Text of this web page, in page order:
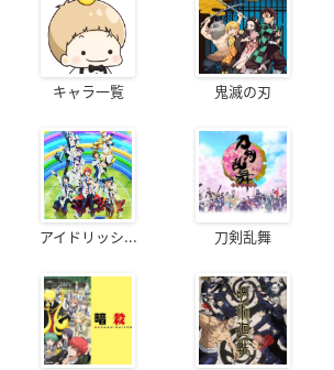
キャラ一覧 鬼滅の刃
アイドリッシ... 刀剣乱舞